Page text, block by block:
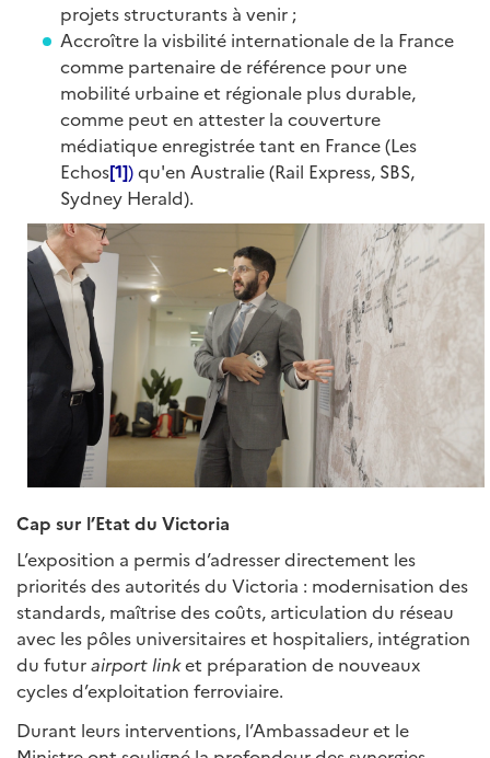
projets structurants à venir ;
Accroître la visbilité internationale de la France
comme partenaire de référence pour une
mobilité urbaine et régionale plus durable,
comme peut en attester la couverture
médiatique enregistrée tant en France (Les
Echos[1])qu'en Australie (Rail Express, SBS,
Sydney Herald).
Cap sur l’Etat du Victoria
L’exposition a permis d’adresser directement les
priorités des autorités du Victoria : modernisation des
standards, maîtrise des coûts, articulation du réseau
avec les pôles universitaires et hospitaliers, intégration
du futurairport linket préparation de nouveaux
cycles d’exploitation ferroviaire.
Durant leurs interventions, l’Ambassadeur et le